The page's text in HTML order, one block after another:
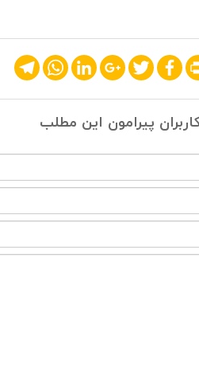
Facebook
Twitter
Google+
LinkedIn
WhatsApp
Telegram
پیرامون این مطلب